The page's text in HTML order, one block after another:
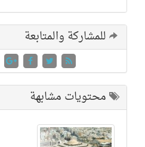
للمشاركة والمتابعة
محتويات مشابهة